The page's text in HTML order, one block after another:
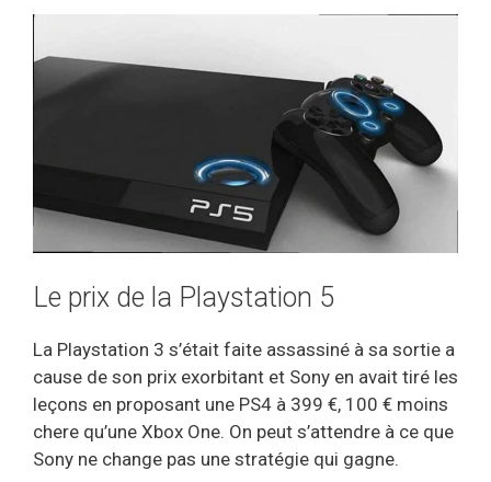
Le prix de la Playstation 5
La Playstation 3 s’était faite assassiné à sa sortie a
cause de son prix exorbitant et Sony en avait tiré les
leçons en proposant une PS4 à 399 €, 100 € moins
chere qu’une Xbox One. On peut s’attendre à ce que
Sony ne change pas une stratégie qui gagne.